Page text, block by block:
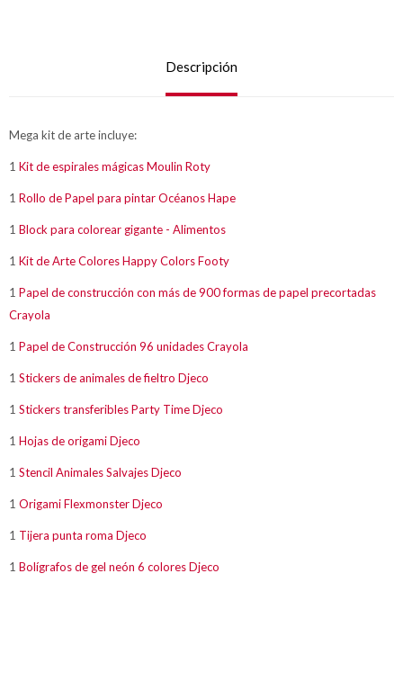
Descripción
Mega kit de arte incluye:
1 Kit de espirales mágicas Moulin Roty
1 Rollo de Papel para pintar Océanos Hape
1 Block para colorear gigante - Alimentos
1 Kit de Arte Colores Happy Colors Footy
1 Papel de construcción con más de 900 formas de papel precortadas
Crayola
1 Papel de Construcción 96 unidades Crayola
1 Stickers de animales de fieltro Djeco
1 Stickers transferibles Party Time Djeco
1 Hojas de origami Djeco
1 Stencil Animales Salvajes Djeco
1 Origami Flexmonster Djeco
1 Tijera punta roma Djeco
1 Bolígrafos de gel neón 6 colores Djeco